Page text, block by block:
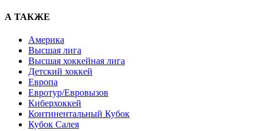
А ТАКЖЕ
Америка
Высшая лига
Высшая хоккейная лига
Детский хоккей
Европа
Евротур/Евровызов
Киберхоккей
Континентальный Кубок
Кубок Салея